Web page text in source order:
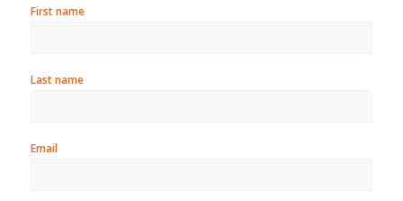
First name
Last name
Email